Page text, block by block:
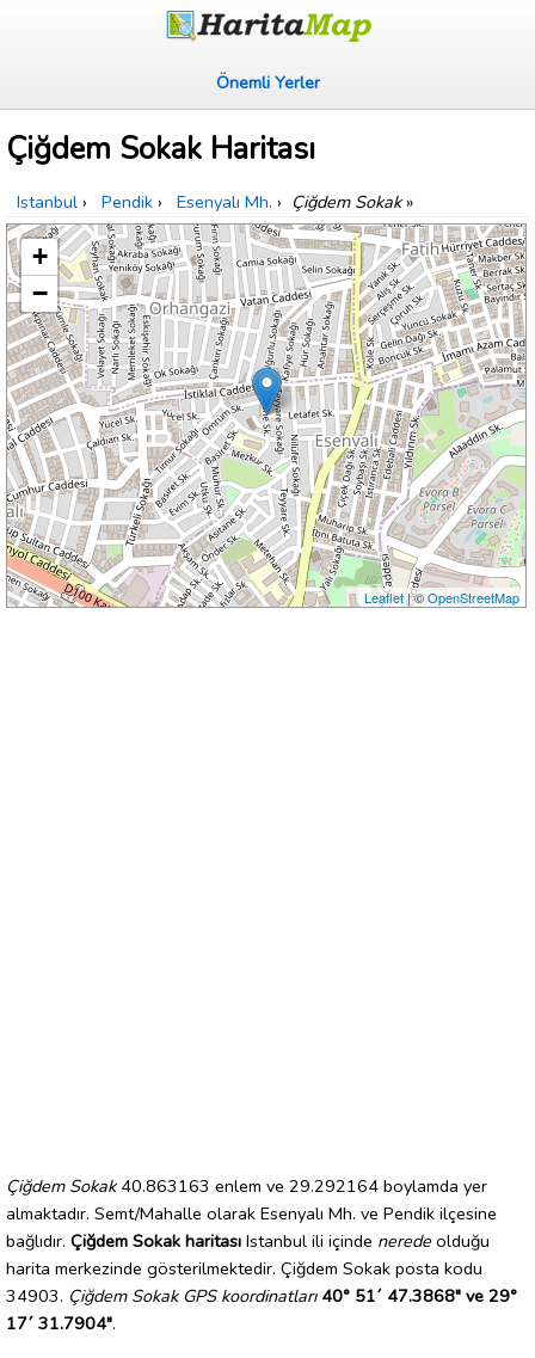
Önemli Yerler
Çiğdem Sokak Haritası
Istanbul › Pendik › Esenyalı Mh. › Çiğdem Sokak»
+
−
Leaflet| ©OpenStreetMap
Çiğdem Sokak40.863163 enlem ve 29.292164 boylamda yer
almaktadır. Semt/Mahalle olarak Esenyalı Mh. ve Pendik ilçesine
bağlıdır. Çiğdem Sokak haritası Istanbul ili içinde nerede olduğu
harita merkezinde gösterilmektedir. Çiğdem Sokak posta kodu
34903. Çiğdem Sokak GPS koordinatları 40° 51´ 47.3868" ve 29°
17´ 31.7904".